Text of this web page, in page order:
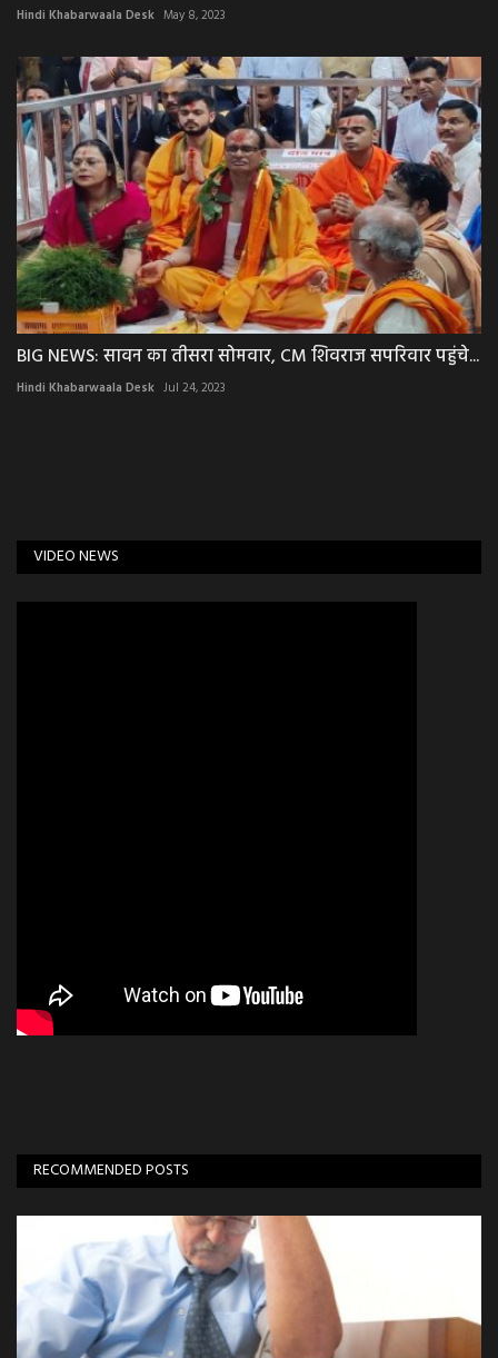
Hindi Khabarwaala Desk May 8, 2023
BIG NEWS: सावन का तीसरा सोमवार, CM शिवराज सपरिवार पहुंचे...
Hindi Khabarwaala Desk Jul 24, 2023
VIDEO NEWS
RECOMMENDED POSTS